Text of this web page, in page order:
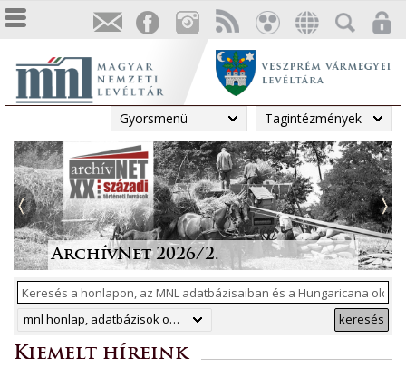
Gyorsmenü Tagintézmények
Irodalmi folyóiratok helyzete
1986-ban
Megjelent a Levéltári
Közlemények 2025. évi száma
„Lapidáris emlékek” a levéltári
anyagban
ArchívNet 2026/2.
Tájékoztatás a Pest vármegyei
állami anyakönyvi
másodpéldányok online
közzétételéről
mnl honlap, adatbázisok online, hungaricana keresés
Kiemelt híreink